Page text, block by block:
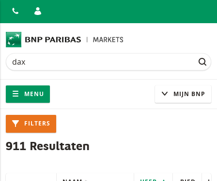
Zoek
Zoek
Navigatie
Site navigatie
MENU MIJN BNP
Producten
FILTERS
911 Resultaten